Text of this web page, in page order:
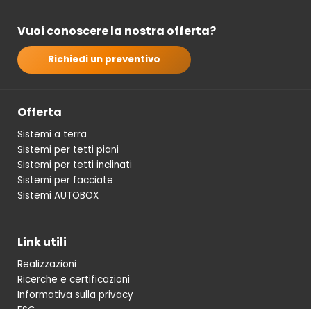
Vuoi conoscere la nostra offerta?
Richiedi un preventivo
Offerta
Sistemi a terra
Sistemi per tetti piani
Sistemi per tetti inclinati
Sistemi per facciate
Sistemi AUTOBOX
Link utili
Realizzazioni
Ricerche e certificazioni
Informativa sulla privacy